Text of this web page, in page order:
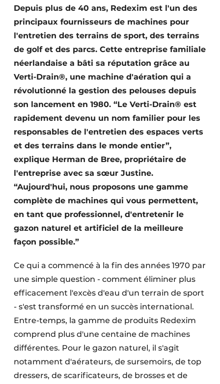
Depuis plus de 40 ans, Redexim est l'un des
principaux fournisseurs de machines pour
l'entretien des terrains de sport, des terrains
de golf et des parcs. Cette entreprise familiale
néerlandaise a bâti sa réputation grâce au
Verti-Drain®, une machine d'aération qui a
révolutionné la gestion des pelouses depuis
son lancement en 1980. “Le Verti-Drain® est
rapidement devenu un nom familier pour les
responsables de l'entretien des espaces verts
et des terrains dans le monde entier”,
explique Herman de Bree, propriétaire de
l'entreprise avec sa sœur Justine.
“Aujourd'hui, nous proposons une gamme
complète de machines qui vous permettent,
en tant que professionnel, d'entretenir le
gazon naturel et artificiel de la meilleure
façon possible.”
Ce qui a commencé à la fin des années 1970 par
une simple question - comment éliminer plus
efficacement l'excès d'eau d'un terrain de sport
- s'est transformé en un succès international.
Entre-temps, la gamme de produits Redexim
comprend plus d'une centaine de machines
différentes. Pour le gazon naturel, il s'agit
notamment d'aérateurs, de sursemoirs, de top
dressers, de scarificateurs, de brosses et de